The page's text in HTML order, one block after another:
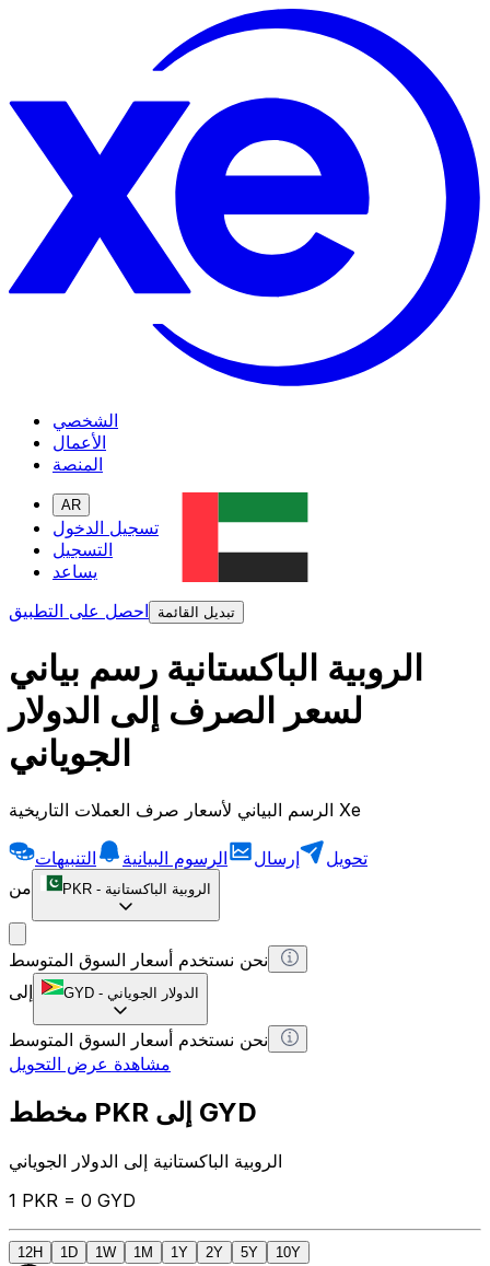
الشخصي
الأعمال
المنصة
AR
تسجيل الدخول
التسجيل
يساعد
احصل على التطبيق
تبديل القائمة
الروبية الباكستانية رسم بياني
لسعر الصرف إلى الدولار
الجوياني
الرسم البياني لأسعار صرف العملات التاريخية Xe
تحويل إرسال الرسوم البيانية
التنبيهات
من
PKR - الروبية الباكستانية
نحن نستخدم أسعار السوق المتوسط
إلى
GYD - الدولار الجوياني
نحن نستخدم أسعار السوق المتوسط
مشاهدة عرض التحويل
مخطط PKR إلى GYD
الروبية الباكستانية إلى الدولار الجوياني
1 PKR = 0 GYD
12H 1D 1W 1M 1Y 2Y 5Y 10Y